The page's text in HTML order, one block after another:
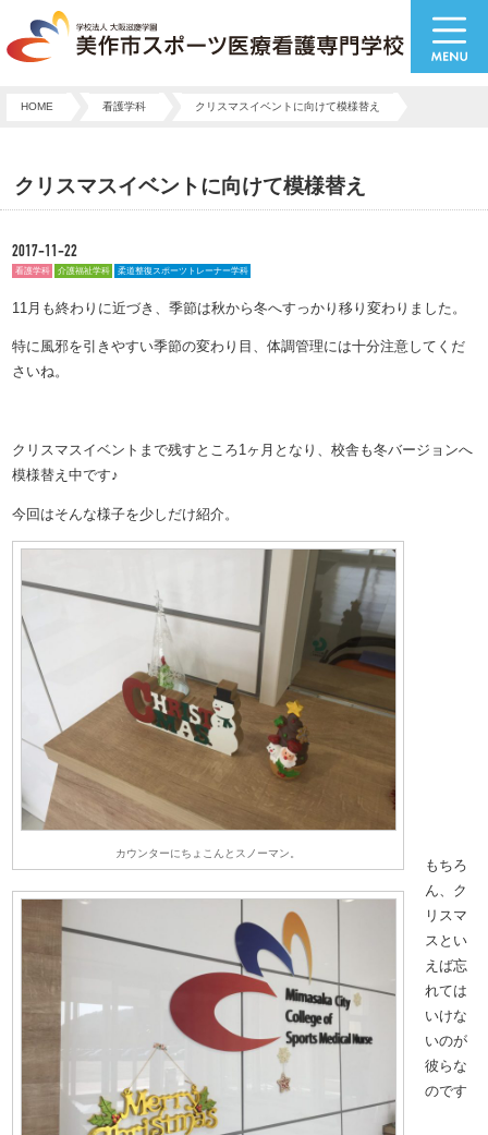
HOME 看護学科 クリスマスイベントに向けて模様替え
クリスマスイベントに向けて模様替え
2017-11-22
看護学科 介護福祉学科 柔道整復スポーツトレーナー学科
11月も終わりに近づき、季節は秋から冬へすっかり移り変わりました。
特に風邪を引きやすい季節の変わり目、体調管理には十分注意してくだ
さいね。
クリスマスイベントまで残すところ1ヶ月となり、校舎も冬バージョンへ
模様替え中です♪
今回はそんな様子を少しだけ紹介。
カウンターにちょこんとスノーマン。
もちろ
ん、ク
リスマ
スとい
えば忘
れては
いけな
いのが
彼らな
のです